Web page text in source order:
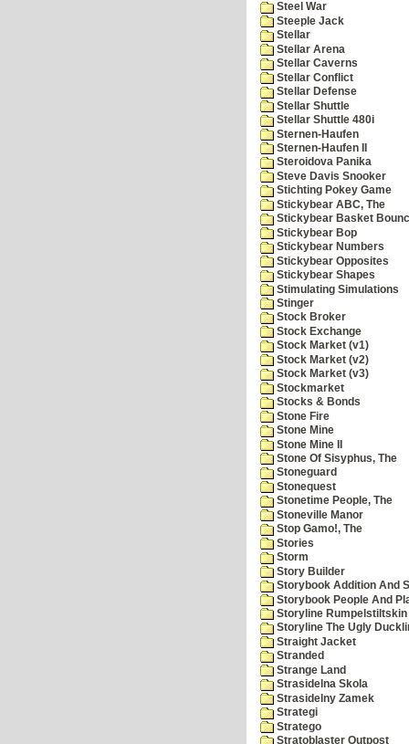
Steel War
Steeple Jack
Stellar
Stellar Arena
Stellar Caverns
Stellar Conflict
Stellar Defense
Stellar Shuttle
Stellar Shuttle 480i
Sternen-Haufen
Sternen-Haufen II
Steroidova Panika
Steve Davis Snooker
Stichting Pokey Game
Stickybear ABC, The
Stickybear Basket
Stickybear Bop
Stickybear Numbers
Stickybear Opposites
Stickybear Shapes
Stimulating Simulations
Stinger
Stock Broker
Stock Exchange
Stock Market (v1)
Stock Market (v2)
Stock Market (v3)
Stockmarket
Stocks & Bonds
Stone Fire
Stone Mine
Stone Mine II
Stone Of Sisyphus, The
Stoneguard
Stonequest
Stonetime People, The
Stoneville Manor
Stop Gamo!, The
Stories
Storm
Story Builder
Storybook Addition And
Storybook People And
Storyline Rumpelstiltskin
Storyline The Ugly
Straight Jacket
Stranded
Strange Land
Strasidelna Skola
Strasidelny Zamek
Strategi
Stratego
Stratoblaster Outpost